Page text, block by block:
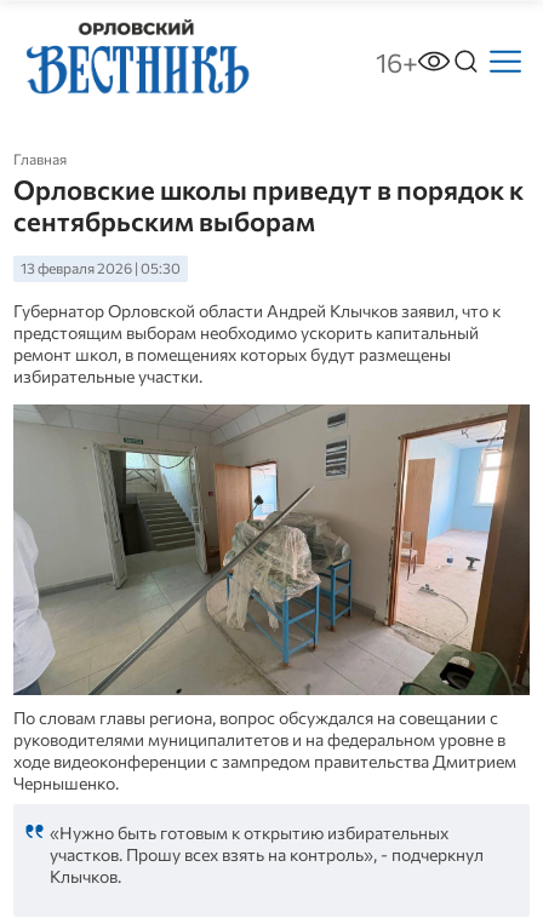
16+
Главная
Орловские школы приведут в порядок к
сентябрьским выборам
13 февраля 2026 | 05:30
Губернатор Орловской области Андрей Клычков заявил, что к
предстоящим выборам необходимо ускорить капитальный
ремонт школ, в помещениях которых будут размещены
избирательные участки.
По словам главы региона, вопрос обсуждался на совещании с
руководителями муниципалитетов и на федеральном уровне в
ходе видеоконференции с зампредом правительства Дмитрием
Чернышенко.
«Нужно быть готовым к открытию избирательных
участков. Прошу всех взять на контроль», - подчеркнул
Клычков.